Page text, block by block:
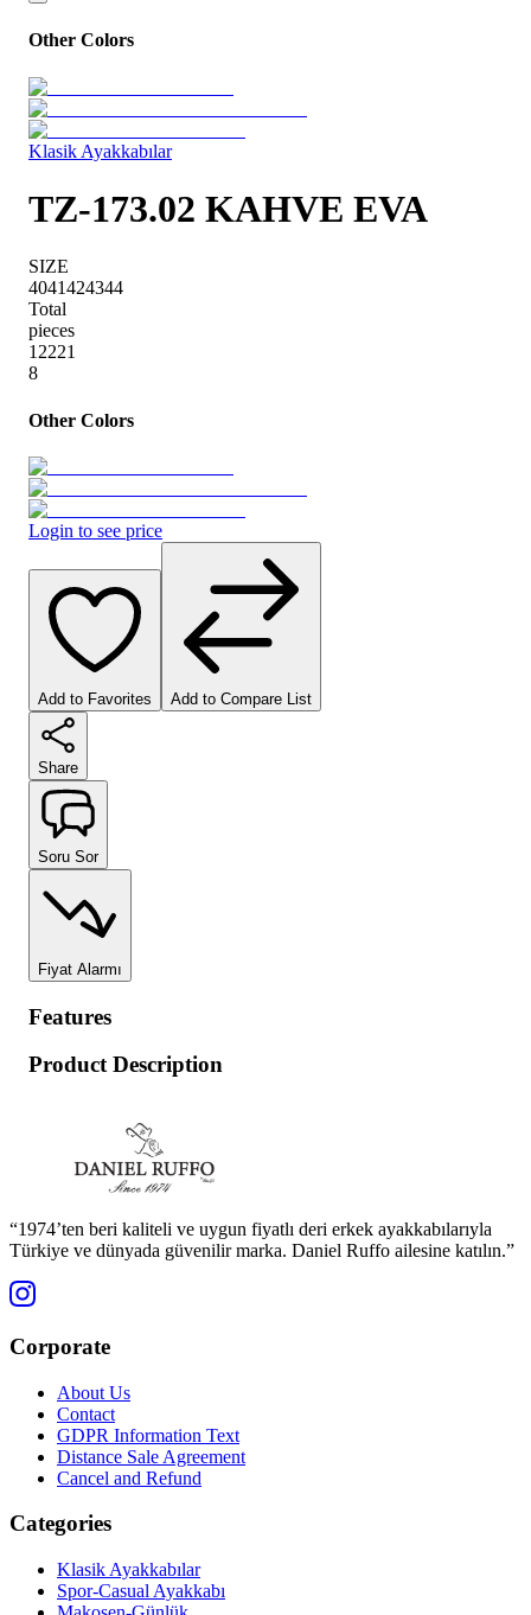
Other Colors
Klasik Ayakkabılar
TZ-173.02 KAHVE EVA
SIZE
4041424344
Total
pieces
12221
8
Other Colors
Login to see price
Add to Favorites Add to Compare List
Share
Soru Sor
Fiyat Alarmı
Features
Product Description
“1974’ten beri kaliteli ve uygun fiyatlı deri erkek ayakkabılarıyla
Türkiye ve dünyada güvenilir marka. Daniel Ruffo ailesine katılın.”
Corporate
About Us
Contact
GDPR Information Text
Distance Sale Agreement
Cancel and Refund
Categories
Klasik Ayakkabılar
Spor-Casual Ayakkabı